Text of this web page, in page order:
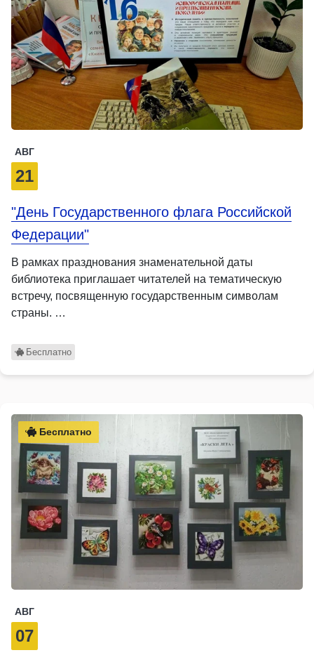
АВГ
21
"День Государственного флага Российской
Федерации"
В рамках празднования знаменательной даты
библиотека приглашает читателей на тематическую
встречу, посвященную государственным символам
страны. …
Бесплатно
Бесплатно
АВГ
07